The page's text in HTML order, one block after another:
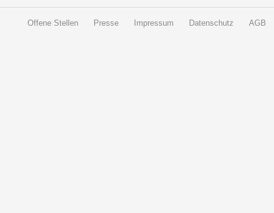
Offene Stellen Presse Impressum Datenschutz AGB